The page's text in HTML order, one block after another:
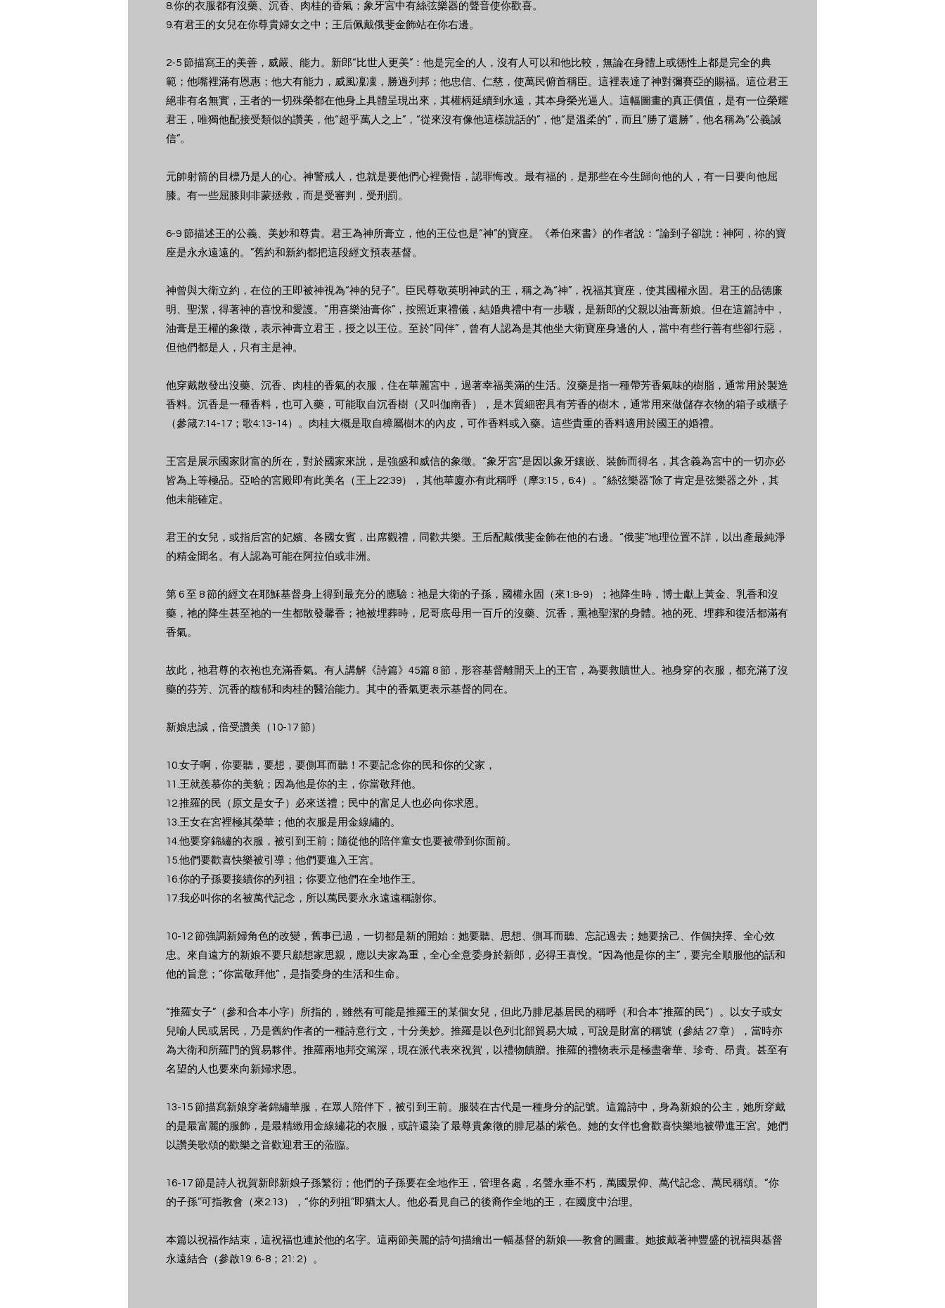
8.你的衣服都有沒藥、沉香、肉桂的香氣；象牙宮中有絲弦樂器的聲音使你歡喜。
9.有君王的女兒在你尊貴婦女之中；王后佩戴俄斐金飾站在你右邊。
2-5 節描寫王的美善，威嚴、能力。新郎“比世人更美”：他是完全的人，沒有人可以和他比較，無論在身體上或德性上都是完全的典
範；他嘴裡滿有恩惠；他大有能力，威風凜凜，勝過列邦；他忠信、仁慈，使萬民俯首稱臣。這裡表達了神對彌賽亞的賜福。這位君王
絕非有名無實，王者的一切殊榮都在他身上具體呈現出來，其權柄延續到永遠，其本身榮光逼人。這幅圖畫的真正價值，是有一位榮耀
君王，唯獨他配接受類似的讚美，他“超乎萬人之上”，“從來沒有像他這樣說話的”，他“是溫柔的”，而且“勝了還勝”，他名稱為“公義誠
信”。
元帥射箭的目標乃是人的心。神警戒人，也就是要他們心裡覺悟，認罪悔改。最有福的，是那些在今生歸向他的人，有一日要向他屈
膝。有一些屈膝則非蒙拯救，而是受審判，受刑罰。
6-9 節描述王的公義、美妙和尊貴。君王為神所膏立，他的王位也是“神”的寶座。《希伯來書》的作者說：“論到子卻說：神阿，祢的寶
座是永永遠遠的。”舊約和新約都把這段經文預表基督。
神曾與大衛立約，在位的王即被神視為“神的兒子”。臣民尊敬英明神武的王，稱之為“神”，祝福其寶座，使其國權永固。君王的品德廉
明、聖潔，得著神的喜悅和愛護。“用喜樂油膏你”，按照近東禮儀，結婚典禮中有一步驟，是新郎的父親以油膏新娘。但在這篇詩中，
油膏是王權的象徵，表示神膏立君王，授之以王位。至於“同伴”，曾有人認為是其他坐大衛寶座身邊的人，當中有些行善有些卻行惡，
但他們都是人，只有主是神。
他穿戴散發出沒藥、沉香、肉桂的香氣的衣服，住在華麗宮中，過著幸福美滿的生活。沒藥是指一種帶芳香氣味的樹脂，通常用於製造
香料。沉香是一種香料，也可入藥，可能取自沉香樹（又叫伽南香），是木質細密具有芳香的樹木，通常用來做儲存衣物的箱子或櫃子
（參箴7:14-17；歌4:13-14）。肉桂大概是取自樟屬樹木的內皮，可作香料或入藥。這些貴重的香料適用於國王的婚禮。
王宮是展示國家財富的所在，對於國家來說，是強盛和威信的象徵。“象牙宮”是因以象牙鑲嵌、裝飾而得名，其含義為宮中的一切亦必
皆為上等極品。亞哈的宮殿即有此美名（王上22:39），其他華廈亦有此稱呼（摩3:15，6:4）。“絲弦樂器”除了肯定是弦樂器之外，其
他未能確定。
君王的女兒，或指后宮的妃嬪、各國女賓，出席觀禮，同歡共樂。王后配戴俄斐金飾在他的右邊。“俄斐”地理位置不詳，以出產最純淨
的精金聞名。有人認為可能在阿拉伯或非洲。
第 6 至 8 節的經文在耶穌基督身上得到最充分的應驗：祂是大衛的子孫，國權永固（來1:8-9）；祂降生時，博士獻上黃金、乳香和沒
藥，祂的降生甚至祂的一生都散發馨香；祂被埋葬時，尼哥底母用一百斤的沒藥、沉香，熏祂聖潔的身體。祂的死、埋葬和復活都滿有
香氣。
故此，祂君尊的衣袍也充滿香氣。有人講解《詩篇》45篇 8 節，形容基督離開天上的王官，為要救贖世人。祂身穿的衣服，都充滿了沒
藥的芬芳、沉香的馥郁和肉桂的醫治能力。其中的香氣更表示基督的同在。
新娘忠誠，倍受讚美（10-17 節）
10.女子啊，你要聽，要想，要側耳而聽！不要記念你的民和你的父家，
11.王就羨慕你的美貌；因為他是你的主，你當敬拜他。
12.推羅的民（原文是女子）必來送禮；民中的富足人也必向你求恩。
13.王女在宮裡極其榮華；他的衣服是用金線繡的。
14.他要穿錦繡的衣服，被引到王前；隨從他的陪伴童女也要被帶到你面前。
15.他們要歡喜快樂被引導；他們要進入王宮。
16.你的子孫要接續你的列祖；你要立他們在全地作王。
17.我必叫你的名被萬代記念，所以萬民要永永遠遠稱謝你。
10-12 節強調新婦角色的改變，舊事已過，一切都是新的開始：她要聽、思想、側耳而聽、忘記過去；她要捨己、作個抉擇、全心效
忠。來自遠方的新娘不要只顧想家思親，應以夫家為重，全心全意委身於新郎，必得王喜悅。“因為他是你的主”，要完全順服他的話和
他的旨意；“你當敬拜他”，是指委身的生活和生命。
“推羅女子”（參和合本小字）所指的，雖然有可能是推羅王的某個女兒，但此乃腓尼基居民的稱呼（和合本“推羅的民”）。以女子或女
兒喻人民或居民，乃是舊約作者的一種詩意行文，十分美妙。推羅是以色列北部貿易大城，可說是財富的稱號（參結 27 章），當時亦
為大衛和所羅門的貿易夥伴。推羅兩地邦交篤深，現在派代表來祝賀，以禮物饋贈。推羅的禮物表示是極盡奢華、珍奇、昂貴。甚至有
名望的人也要來向新婦求恩。
13-15 節描寫新娘穿著錦繡華服，在眾人陪伴下，被引到王前。服裝在古代是一種身分的記號。這篇詩中，身為新娘的公主，她所穿戴
的是最富麗的服飾，是最精緻用金線繡花的衣服，或許還染了最尊貴象徵的腓尼基的紫色。她的女伴也會歡喜快樂地被帶進王宮。她們
以讚美歌頌的歡樂之音歡迎君王的蒞臨。
16-17 節是詩人祝賀新郎新娘子孫繁衍；他們的子孫要在全地作王，管理各處，名聲永垂不朽，萬國景仰、萬代記念、萬民稱頌。“你
的子孫”可指教會（來2:13），“你的列祖”即猶太人。他必看見自己的後裔作全地的王，在國度中治理。
本篇以祝福作結束，這祝福也連於他的名字。這兩節美麗的詩句描繪出一幅基督的新娘──教會的圖畫。她披戴著神豐盛的祝福與基督
永遠結合（參啟19: 6-8；21: 2）。